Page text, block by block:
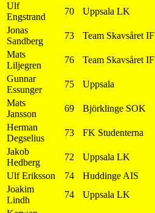
Ulf
Engstrand
70 Uppsala LK
Jonas
Sandberg
73 Team Skavsåret IF
Mats
Liljegren
76 Team Skavsåret IF
Gunnar
Essunger
75 Uppsala
Mats
Jansson
69 Björklinge SOK
Herman
Degselius
73 FK Studenterna
Jakob
Hedberg
72 Uppsala LK
Ulf Eriksson
74 Huddinge AIS
Joakim
Lindh
74 Uppsala LK